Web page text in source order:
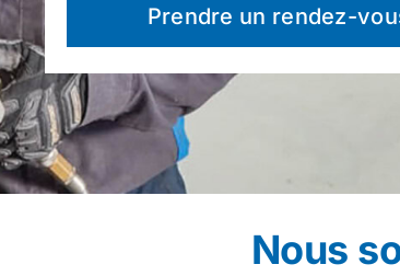
Prendre un rendez-
Nous